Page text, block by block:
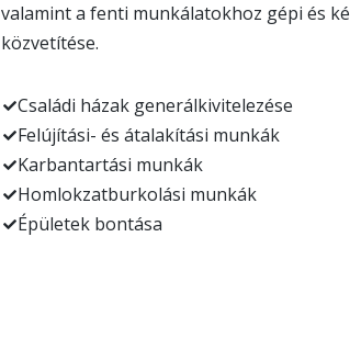
valamint a fenti munkálatokhoz gépi és
közvetítése.
Családi házak generálkivitelezése
Felújítási- és átalakítási munkák
Karbantartási munkák
Homlokzatburkolási munkák
Épületek bontása